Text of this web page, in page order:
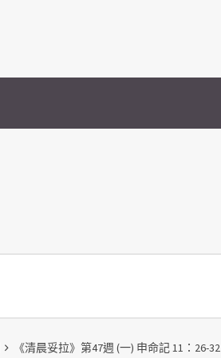
《清晨妥拉》第47週 (一) 申命記 11：26-32